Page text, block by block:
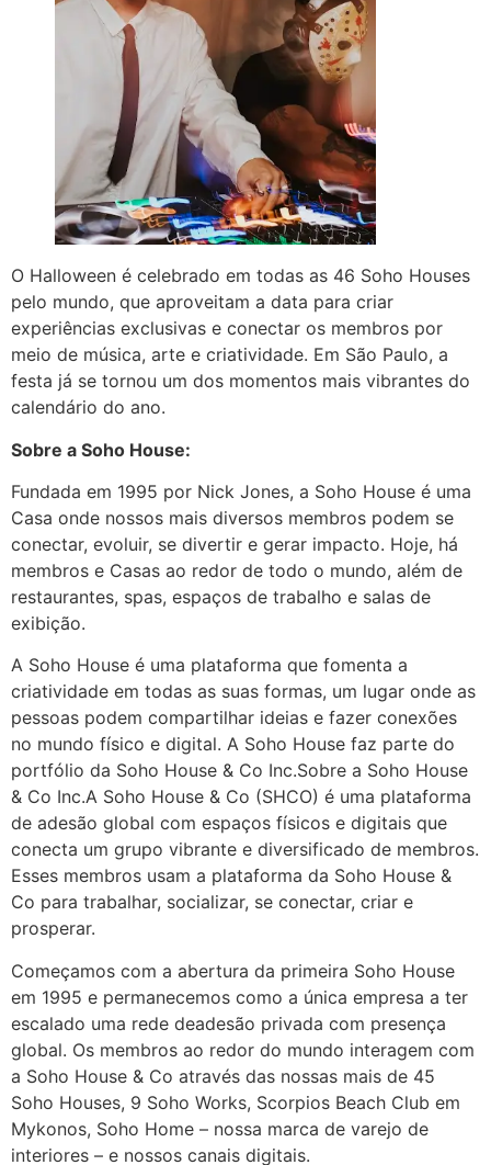
O Halloween é celebrado em todas as 46 Soho Houses
pelo mundo, que aproveitam a data para criar
experiências exclusivas e conectar os membros por
meio de música, arte e criatividade. Em São Paulo, a
festa já se tornou um dos momentos mais vibrantes do
calendário do ano.
Sobre a Soho House:
Fundada em 1995 por Nick Jones, a Soho House é uma
Casa onde nossos mais diversos membros podem se
conectar, evoluir, se divertir e gerar impacto. Hoje, há
membros e Casas ao redor de todo o mundo, além de
restaurantes, spas, espaços de trabalho e salas de
exibição.
A Soho House é uma plataforma que fomenta a
criatividade em todas as suas formas, um lugar onde as
pessoas podem compartilhar ideias e fazer conexões
no mundo físico e digital. A Soho House faz parte do
portfólio da Soho House & Co Inc.Sobre a Soho House
& Co Inc.A Soho House & Co (SHCO) é uma plataforma
de adesão global com espaços físicos e digitais que
conecta um grupo vibrante e diversificado de membros.
Esses membros usam a plataforma da Soho House &
Co para trabalhar, socializar, se conectar, criar e
prosperar.
Começamos com a abertura da primeira Soho House
em 1995 e permanecemos como a única empresa a ter
escalado uma rede deadesão privada com presença
global. Os membros ao redor do mundo interagem com
a Soho House & Co através das nossas mais de 45
Soho Houses, 9 Soho Works, Scorpios Beach Club em
Mykonos, Soho Home – nossa marca de varejo de
interiores – e nossos canais digitais.